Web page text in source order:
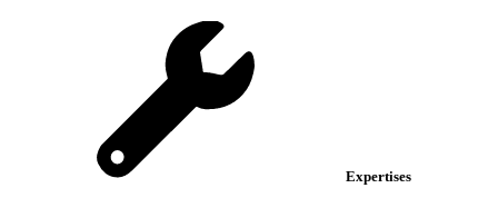
Expertises